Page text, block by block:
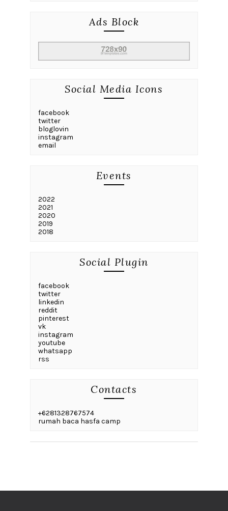
Ads Block
Social Media Icons
facebook
twitter
bloglovin
instagram
email
Events
2022
2021
2020
2019
2018
Social Plugin
facebook
twitter
linkedin
reddit
pinterest
vk
instagram
youtube
whatsapp
rss
Contacts
+6281328767574
rumah baca hasfa camp